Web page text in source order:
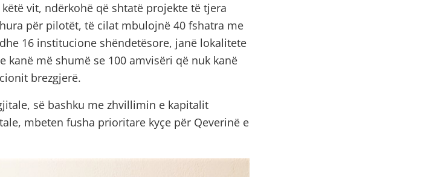
vit, ndërkohë që shtatë projekte të tjera
për pilotët, të cilat mbulojnë 40 fshatra me
16 institucione shëndetësore, janë lokalitete
kanë më shumë se 100 amvisëri që nuk kanë
brezgjerë.
së bashku me zhvillimin e kapitalit
mbeten fusha prioritare kyçe për Qeverinë e